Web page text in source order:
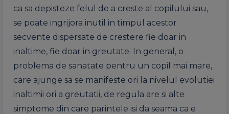
ca sa depisteze felul de a creste al copilului sau,
se poate ingrijora inutil in timpul acestor
secvente dispersate de crestere fie doar in
inaltime, fie doar in greutate. In general, o
problema de sanatate pentru un copil mai mare,
care ajunge sa se manifeste ori la nivelul evolutiei
inaltimii ori a greutatii, de regula are si alte
simptome din care parintele isi da seama ca e